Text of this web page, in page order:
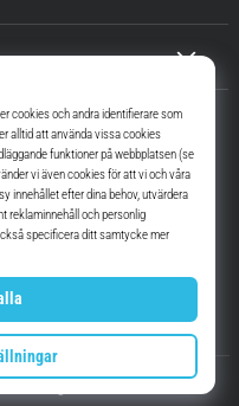
ut och springa. Snabbare. Med